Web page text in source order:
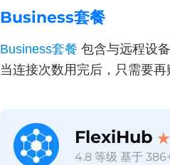
Business套餐
Business套餐 包含与远程设
当连接次数用完后，只需要再
FlexiHub
4.8 等级 基于